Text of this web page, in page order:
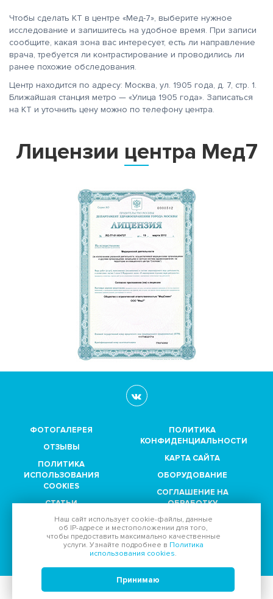
Чтобы сделать КТ в центре «Мед-7», выберите нужное
исследование и запишитесь на удобное время. При записи
сообщите, какая зона вас интересует, есть ли направление
врача, требуется ли контрастирование и проводились ли
ранее похожие обследования.
Центр находится по адресу: Москва, ул. 1905 года, д. 7, стр. 1.
Ближайшая станция метро — «Улица 1905 года». Записаться
на КТ и уточнить цену можно по телефону центра.
Лицензии центра Мед7
ФОТОГАЛЕРЕЯ
ОТЗЫВЫ
ПОЛИТИКА
ИСПОЛЬЗОВАНИЯ
COOKIES
СТАТЬИ
ПАРТНЕРЫ
ПОЛИТИКА
КОНФИДЕНЦИАЛЬНОСТИ
КАРТА САЙТА
ОБОРУДОВАНИЕ
СОГЛАШЕНИЕ НА
ОБРАБОТКУ
ДАННЫХ
Принимаем к оплате:
© 2011-2026, Диагностический центр "МедСевен":
Наш сайт использует cookie-файлы, данные
об IP-адресе и местоположении для того,
чтобы предоставить максимально качественные
услуги. Узнайте подробнее в Политика
использования cookies.
Принимаю